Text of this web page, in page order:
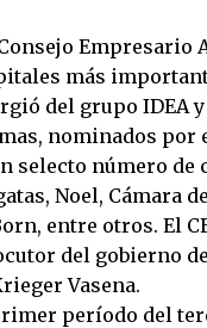
Empresario
más
del grupo IDEA y
nominados por
selecto número de
Noel, Cámara
entre otros. El
del gobierno
Vasena.
período del